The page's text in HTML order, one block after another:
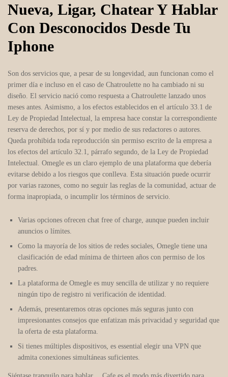
Nueva, Ligar, Chatear Y Hablar
Con Desconocidos Desde Tu
Iphone
Son dos servicios que, a pesar de su longevidad, aun funcionan como el
primer día e incluso en el caso de Chatroulette no ha cambiado ni su
diseño. El servicio nació como respuesta a Chatroulette lanzado unos
meses antes. Asimismo, a los efectos establecidos en el artículo 33.1 de
Ley de Propiedad Intelectual, la empresa hace constar la correspondiente
reserva de derechos, por sí y por medio de sus redactores o autores.
Queda prohibida toda reproducción sin permiso escrito de la empresa a
los efectos del artículo 32.1, párrafo segundo, de la Ley de Propiedad
Intelectual. Omegle es un claro ejemplo de una plataforma que debería
evitarse debido a los riesgos que conlleva. Esta situación puede ocurrir
por varias razones, como no seguir las reglas de la comunidad, actuar de
forma inapropiada, o incumplir los términos de servicio.
Varias opciones ofrecen chat free of charge, aunque pueden incluir
anuncios o límites.
Como la mayoría de los sitios de redes sociales, Omegle tiene una
clasificación de edad mínima de thirteen años con permiso de los
padres.
La plataforma de Omegle es muy sencilla de utilizar y no requiere
ningún tipo de registro ni verificación de identidad.
Además, presentaremos otras opciones más seguras junto con
impresionantes consejos que enfatizan más privacidad y seguridad que
la oferta de esta plataforma.
Si tienes múltiples dispositivos, es essential elegir una VPN que
admita conexiones simultáneas suficientes.